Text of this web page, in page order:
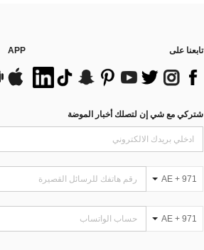
تابعنا على APP
شتركي مع شي إن لتصلك أخبار الموضة
AE + 971
AE + 971